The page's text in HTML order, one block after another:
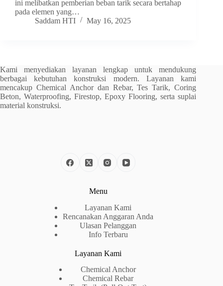
ini melibatkan pemberian beban tarik secara bertahap
pada elemen yang…
Saddam HTI
May 16, 2025
Kami menyediakan layanan lengkap untuk mendukung
berbagai kebutuhan konstruksi modern. Layanan kami
mencakup Chemical Anchor dan Rebar, Tes Tarik, Coring
Beton, Waterproofing, Firestop, Epoxy Flooring, serta suplai
material konstruksi.
Menu
Layanan Kami
Rencanakan Anggaran Anda
Ulasan Pelanggan
Info Terbaru
Layanan Kami
Chemical Anchor
Chemical Rebar